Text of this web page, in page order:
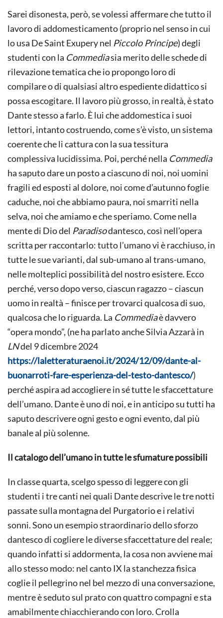
Sarei disonesta, però, se volessi affermare che tutto il
lavoro di addomesticamento (proprio nel senso in cui
lo usa De Saint Exupery nel Piccolo Principe) degli
studenti con la Commediasia merito delle schede di
rilevazione tematica che io propongo loro di
compilare o di qualsiasi altro espediente didattico si
possa escogitare. Il lavoro più grosso, in realtà, è stato
Dante stesso a farlo. È lui che addomestica i suoi
lettori, intanto costruendo, come s’è visto, un sistema
coerente che li cattura con la sua tessitura
complessiva lucidissima. Poi, perché nella Commedia
ha saputo dare un posto a ciascuno di noi, noi uomini
fragili ed esposti al dolore, noi come d’autunno foglie
caduche, noi che abbiamo paura, noi smarriti nella
selva, noi che amiamo e che speriamo. Come nella
mente di Dio del Paradisodantesco, così nell’opera
scritta per raccontarlo: tutto l’umano vi è racchiuso, in
tutte le sue varianti, dal sub-umano al trans-umano,
nelle molteplici possibilità del nostro esistere. Ecco
perché, verso dopo verso, ciascun ragazzo – ciascun
uomo in realtà – finisce per trovarci qualcosa di suo,
qualcosa che lo riguarda. La Commediaè davvero
“opera mondo”, (ne ha parlato anche Silvia Azzarà in
LNdel 9 dicembre 2024
https://laletteraturaenoi.it/2024/12/09/dante-al-
buonarroti-fare-esperienza-del-testo-dantesco/)
perché aspira ad accogliere in sé tutte le sfaccettature
dell’umano. Dante è uno di noi, e in anticipo su tutti ha
saputo descrivere ogni gesto e ogni evento, dal più
banale al più solenne.
Il catalogo dell’umano in tutte le sfumature possibili
In classe quarta, scelgo spesso di leggere con gli
studenti i tre canti nei quali Dante descrive le tre notti
passate sulla montagna del Purgatorio e i relativi
sonni. Sono un esempio straordinario dello sforzo
dantesco di cogliere le diverse sfaccettature del reale;
quando infatti si addormenta, la cosa non avviene mai
allo stesso modo: nel canto IX la stanchezza fisica
coglie il pellegrino nel bel mezzo di una conversazione,
mentre è seduto sul prato con quattro compagni e sta
amabilmente chiacchierando con loro. Crolla